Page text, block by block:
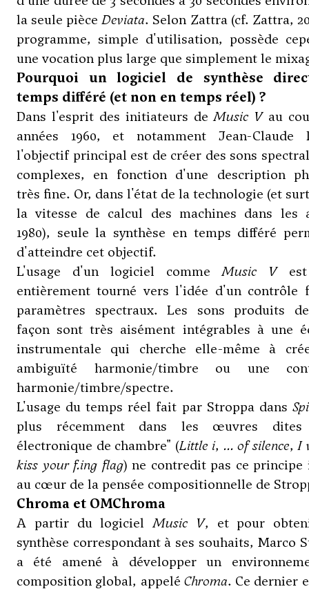
la seule pièceDeviata. Selon Zattra (cf. Zattra,
programme, simple d'utilisation, possède
une vocation plus large que simplement le
Pourquoi un logiciel de synthèse
temps différé (et non en temps réel) ?
Dans l'esprit des initiateurs deMusic Vau
années 1960, et notamment Jean-Claude
l'objectif principal est de créer des sons
complexes, en fonction d'une description
très fine. Or, dans l'état de la technologie (et
la vitesse de calcul des machines dans les
1980), seule la synthèse en temps différé
d'atteindre cet objectif.
L'usage d'un logiciel commeMusic Vest
entièrement tourné vers l'idée d'un contrôle
paramètres spectraux. Les sons produits
façon sont très aisément intégrables à une
instrumentale qui cherche elle-même à
ambiguïté harmonie/timbre ou une
harmonie/timbre/spectre.
L'usage du temps réel fait par Stroppa dans
plus récemment dans les œuvres dites
électronique de chambre" (Little i, ... of silence, I
kiss your f.ing flag) ne contredit pas ce
au cœur de la pensée compositionnelle de
Chroma et OMChroma
A partir du logicielMusic V, et pour
synthèse correspondant à ses souhaits, Marco
a été amené à développer un
composition global, appelé Chroma. Ce dernier